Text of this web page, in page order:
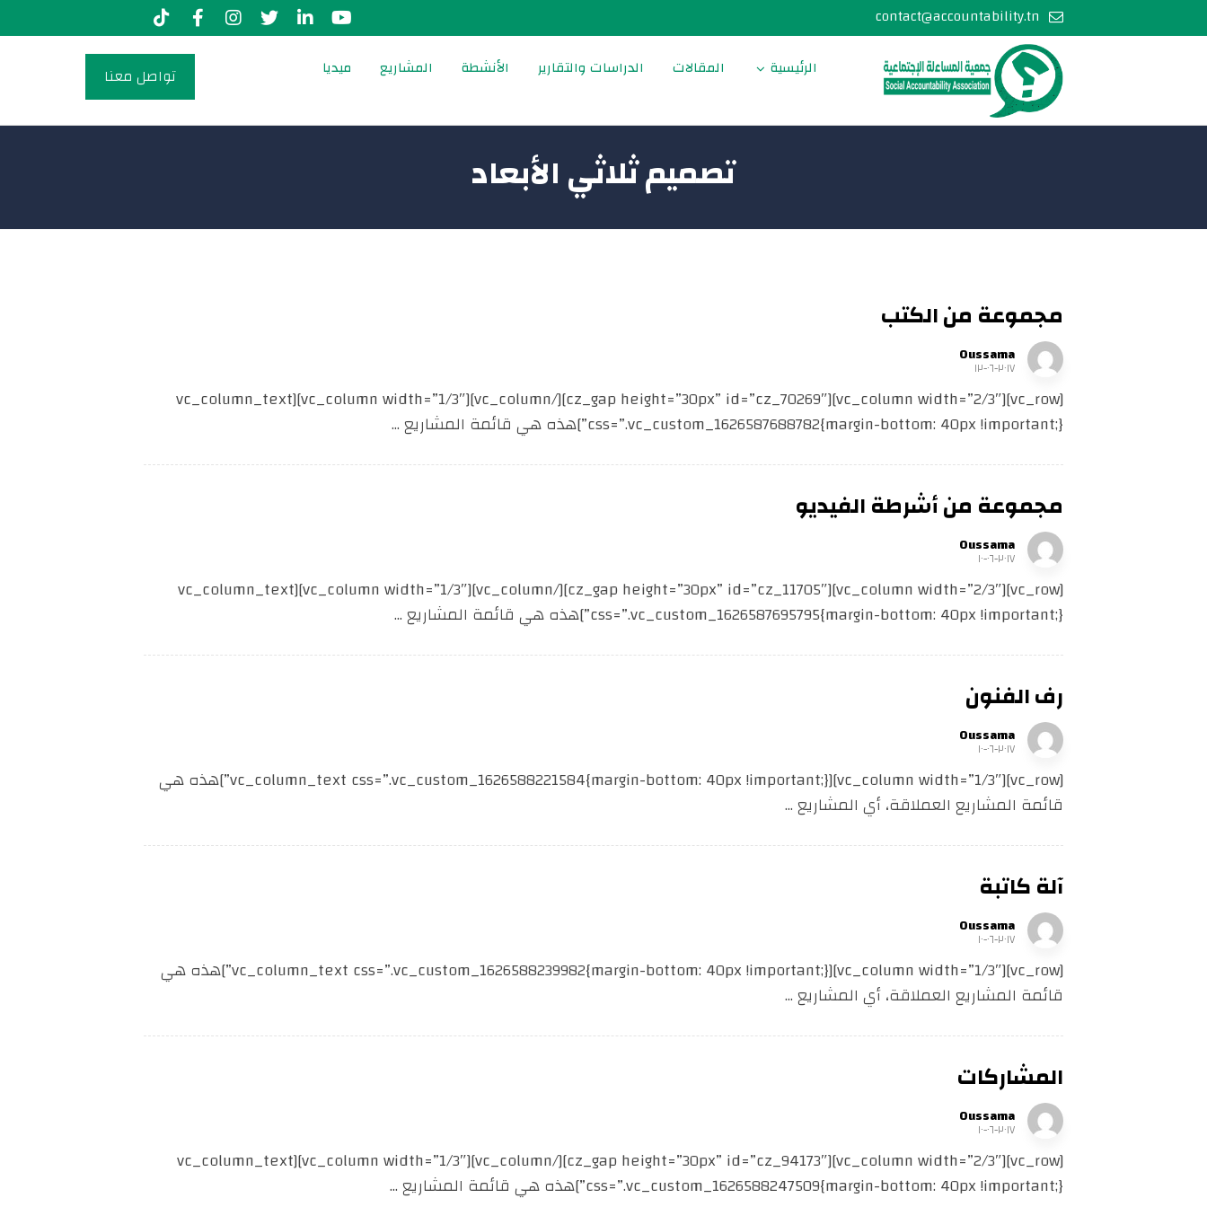
contact@accountability.tn
الرئيسية المقالات الدراسات والتقارير الأنشطة المشاريع ميديا تواصل معنا
تصميم ثلاثي الأبعاد
مجموعة من الكتب
Oussama
٢٠١٧-٠٦-١٢
[vc_row][vc_column width=”2/3″][cz_gap height=”30px” id=”cz_70269″][/vc_column][vc_column width=”1/3″][vc_column_text
css=”.vc_custom_1626587688782{margin-bottom: 40px !important;}”]هذه هي قائمة المشاريع ...
مجموعة من أشرطة الفيديو
Oussama
٢٠١٧-٠٦-١٠
[vc_row][vc_column width=”2/3″][cz_gap height=”30px” id=”cz_11705″][/vc_column][vc_column width=”1/3″][vc_column_text
css=”.vc_custom_1626587695795{margin-bottom: 40px !important;}”]هذه هي قائمة المشاريع ...
رف الفنون
Oussama
٢٠١٧-٠٦-١٠
[vc_row][vc_column width=”1/3″][vc_column_text css=”.vc_custom_1626588221584{margin-bottom: 40px !important;}”]هذه هي
قائمة المشاريع العملاقة، أي المشاريع ...
آلة كاتبة
Oussama
٢٠١٧-٠٦-١٠
[vc_row][vc_column width=”1/3″][vc_column_text css=”.vc_custom_1626588239982{margin-bottom: 40px !important;}”]هذه هي
قائمة المشاريع العملاقة، أي المشاريع ...
المشاركات
Oussama
٢٠١٧-٠٦-١٠
[vc_row][vc_column width=”2/3″][cz_gap height=”30px” id=”cz_94173″][/vc_column][vc_column width=”1/3″][vc_column_text
css=”.vc_custom_1626588247509{margin-bottom: 40px !important;}”]هذه هي قائمة المشاريع ...